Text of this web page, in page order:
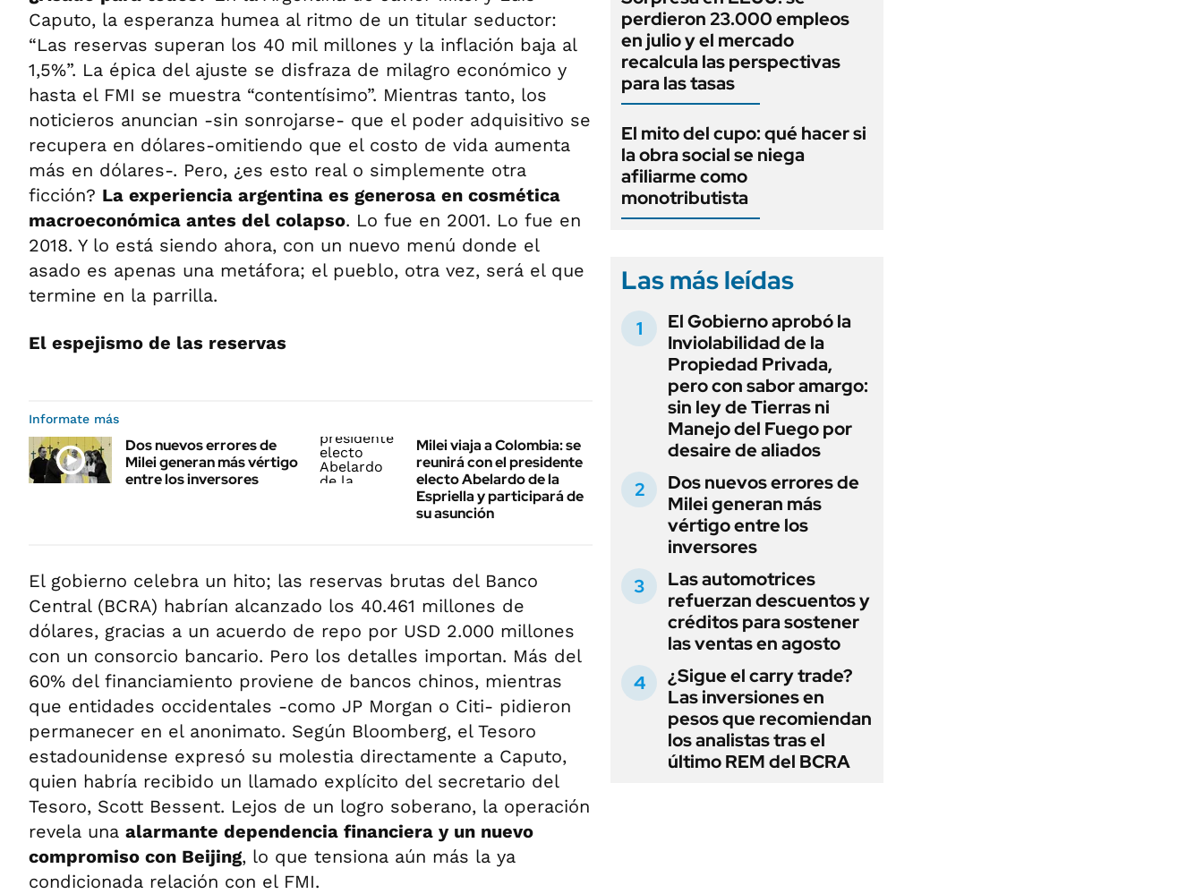
Caputo, la esperanza humea al ritmo de un titular seductor:
“Las reservas superan los 40 mil millones y la inflación baja al
1,5%”. La épica del ajuste se disfraza de milagro económico y
hasta el FMI se muestra “contentísimo”. Mientras tanto, los
noticieros anuncian -sin sonrojarse- que el poder adquisitivo se
recupera en dólares-omitiendo que el costo de vida aumenta
más en dólares-. Pero, ¿es esto real o simplemente otra
ficción? La experiencia argentina es generosa en cosmética
macroeconómica antes del colapso. Lo fue en 2001. Lo fue en
2018. Y lo está siendo ahora, con un nuevo menú donde el
asado es apenas una metáfora; el pueblo, otra vez, será el que
termine en la parrilla.
El espejismo de las reservas
Informate más
Dos nuevos errores de
Milei generan más vértigo
entre los inversores
Milei viaja a Colombia: se
reunirá con el presidente
electo Abelardo de la
Espriella y participará de
su asunción
El gobierno celebra un hito; las reservas brutas del Banco
Central (BCRA) habrían alcanzado los 40.461 millones de
dólares, gracias a un acuerdo de repo por USD 2.000 millones
con un consorcio bancario. Pero los detalles importan. Más del
60% del financiamiento proviene de bancos chinos, mientras
que entidades occidentales -como JP Morgan o Citi- pidieron
permanecer en el anonimato. Según Bloomberg, el Tesoro
estadounidense expresó su molestia directamente a Caputo,
quien habría recibido un llamado explícito del secretario del
Tesoro, Scott Bessent. Lejos de un logro soberano, la operación
revela una alarmante dependencia financiera y un nuevo
compromiso con Beijing, lo que tensiona aún más la ya
condicionada relación con el FMI.
perdieron 23.000 empleos
en julio y el mercado
recalcula las perspectivas
para las tasas
El mito del cupo: qué hacer si
la obra social se niega
afiliarme como
monotributista
Las más leídas
El Gobierno aprobó la
Inviolabilidad de la
Propiedad Privada,
pero con sabor amargo:
sin ley de Tierras ni
Manejo del Fuego por
desaire de aliados
Dos nuevos errores de
Milei generan más
vértigo entre los
inversores
Las automotrices
refuerzan descuentos y
créditos para sostener
las ventas en agosto
¿Sigue el carry trade?
Las inversiones en
pesos que recomiendan
los analistas tras el
último REM del BCRA